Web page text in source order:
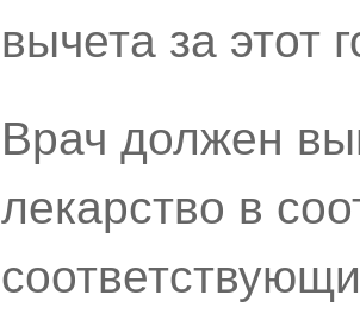
вычета за этот
Врач должен
лекарство в